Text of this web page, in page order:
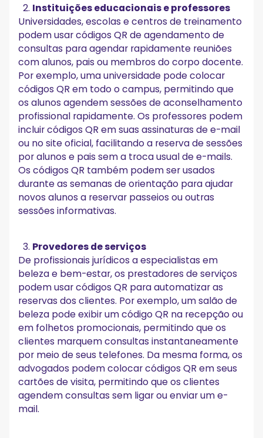
Instituições educacionais e professores
Universidades, escolas e centros de treinamento
podem usar códigos QR de agendamento de
consultas para agendar rapidamente reuniões
com alunos, pais ou membros do corpo docente.
Por exemplo, uma universidade pode colocar
códigos QR em todo o campus, permitindo que
os alunos agendem sessões de aconselhamento
profissional rapidamente. Os professores podem
incluir códigos QR em suas assinaturas de e-mail
ou no site oficial, facilitando a reserva de sessões
por alunos e pais sem a troca usual de e-mails.
Os códigos QR também podem ser usados
durante as semanas de orientação para ajudar
novos alunos a reservar passeios ou outras
sessões informativas.
Provedores de serviços
De profissionais jurídicos a especialistas em
beleza e bem-estar, os prestadores de serviços
podem usar códigos QR para automatizar as
reservas dos clientes. Por exemplo, um salão de
beleza pode exibir um código QR na recepção ou
em folhetos promocionais, permitindo que os
clientes marquem consultas instantaneamente
por meio de seus telefones. Da mesma forma, os
advogados podem colocar códigos QR em seus
cartões de visita, permitindo que os clientes
agendem consultas sem ligar ou enviar um e-
mail.